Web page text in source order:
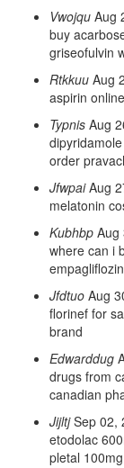
Vwojqu Aug
buy
griseofulvin
Rtkkuu Aug
aspirin online
Typnis Aug
order
Jfwpai Aug
melatonin
Kubhbp Aug
where can i
Jfdtuo Aug
florinef for
brand
Edwarddug
drugs from
canadian
Jijltj Sep 02,
etodolac
pletal